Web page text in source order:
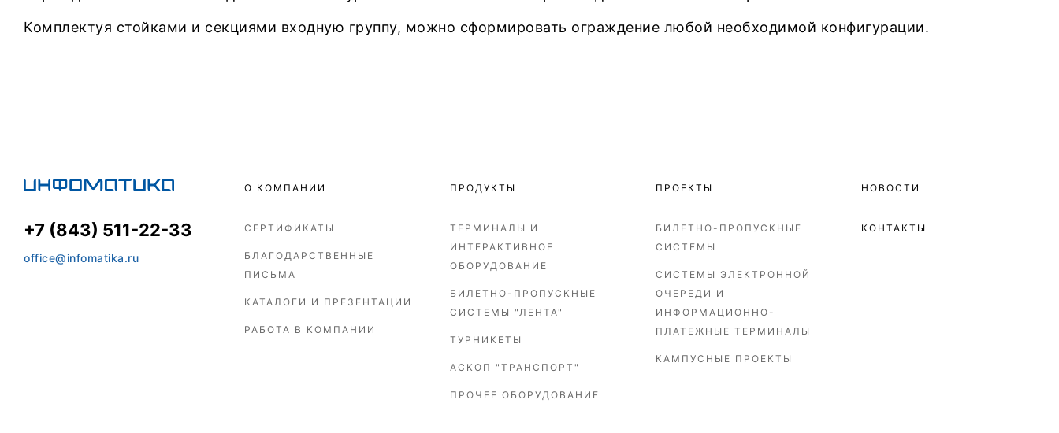
Комплектуя стойками и секциями входную группу, можно сформировать ограждение любой необходимой конфигурации.
+7 (843) 511-22-33
office@infomatika.ru
О КОМПАНИИ
СЕРТИФИКАТЫ
БЛАГОДАРСТВЕННЫЕ
ПИСЬМА
КАТАЛОГИ И ПРЕЗЕНТАЦИИ
РАБОТА В КОМПАНИИ
ПРОДУКТЫ
ТЕРМИНАЛЫ И
ИНТЕРАКТИВНОЕ
ОБОРУДОВАНИЕ
БИЛЕТНО-ПРОПУСКНЫЕ
СИСТЕМЫ "ЛЕНТА"
ТУРНИКЕТЫ
АСКОП "ТРАНСПОРТ"
ПРОЧЕЕ ОБОРУДОВАНИЕ
ПРОЕКТЫ
БИЛЕТНО-ПРОПУСКНЫЕ
СИСТЕМЫ
СИСТЕМЫ ЭЛЕКТРОННОЙ
ОЧЕРЕДИ И
ИНФОРМАЦИОННО-
ПЛАТЕЖНЫЕ ТЕРМИНАЛЫ
КАМПУСНЫЕ ПРОЕКТЫ
НОВОСТИ
КОНТАКТЫ